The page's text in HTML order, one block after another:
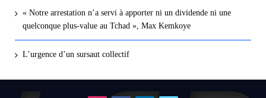
« Notre arrestation n’a servi à apporter ni un dividende ni une
quelconque plus-value au Tchad », Max Kemkoye
L’urgence d’un sursaut collectif